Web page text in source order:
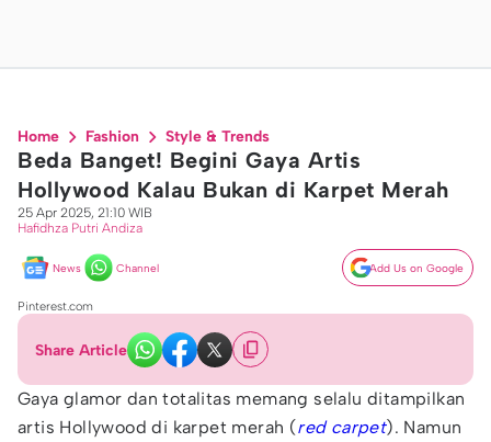
Home Fashion Style & Trends
Beda Banget! Begini Gaya Artis
Hollywood Kalau Bukan di Karpet Merah
25 Apr 2025, 21:10 WIB
Hafidhza Putri Andiza
News Channel Add Us on Google
Pinterest.com
Share Article
Gaya glamor dan totalitas memang selalu ditampilkan
artis Hollywood di karpet merah (red carpet). Namun